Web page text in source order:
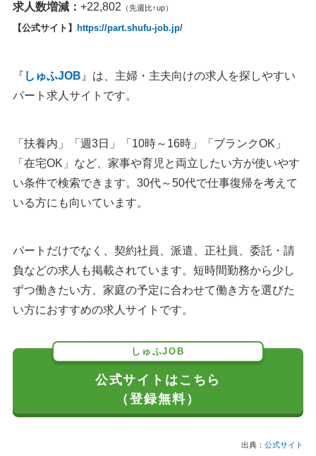
求人数増減： +22,802 （先週比↑up）
【公式サイト】 https://part.shufu-job.jp/
『 しゅふJOB 』は、主婦・主夫向けの求人を探しやすい
パート求人サイトです。
「扶養内」「週3日」「10時～16時」「ブランクOK」
「在宅OK」など、家事や育児と両立したい方が使いやす
い条件で検索できます。30代～50代で仕事復帰を考えて
いる方にも向いています。
パートだけでなく、契約社員、派遣、正社員、委託・請
負などの求人も掲載されています。短時間勤務から少し
ずつ働きたい方、家庭の予定に合わせて働き方を選びた
い方におすすめの求人サイトです。
しゅふJOB
公式サイトはこちら
（登録無料）
出典： 公式サイト